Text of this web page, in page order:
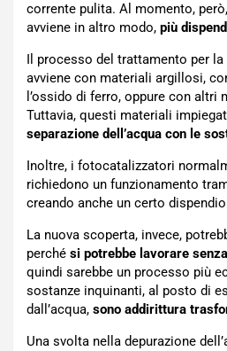
corrente pulita. Al momento,
avviene in altro modo, più
Il processo del trattamento per
avviene con materiali argillosi,
l’ossido di ferro, oppure con altri
Tuttavia, questi materiali
separazione dell’acqua con le
Inoltre, i fotocatalizzatori
richiedono un funzionamento
creando anche un certo
La nuova scoperta, invece,
perché si potrebbe lavorare
quindi sarebbe un processo più
sostanze inquinanti, al posto di
dall’acqua, sono addirittura
Una svolta nella depurazione